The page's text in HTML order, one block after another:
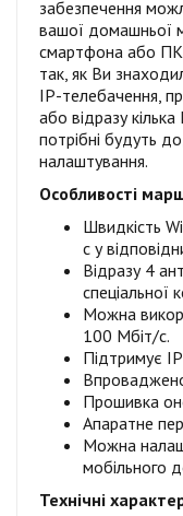
забезпечення
вашої домашньої
смартфона або ПК
так, як Ви
IP-телебачення,
або відразу
потрібні будуть
налаштування.
Особливості
Швидкість
с у
Відразу 4
спеціальної
Можна
100 Мбіт/с.
Підтримує
Прошивка
Апаратне
Можна
мобільного
Технічні